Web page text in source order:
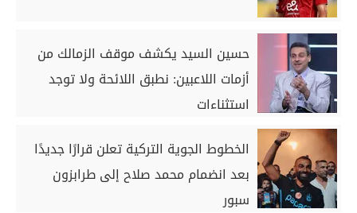
حسين السيد يكشف موقف الزمالك من
أزمات اللاعبين: نطبق اللائحة ولا توجد
استثناءات
الخطوط الجوية التركية تعلن قرارًا جديدًا
بعد انضمام محمد صلاح إلى طرابزون
سبور